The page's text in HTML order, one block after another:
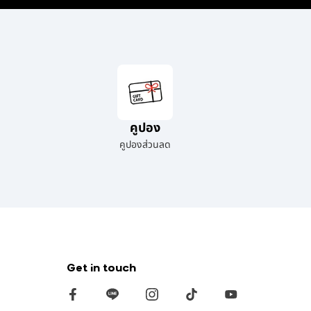
คูปอง
คูปองส่วนลด
Get in touch